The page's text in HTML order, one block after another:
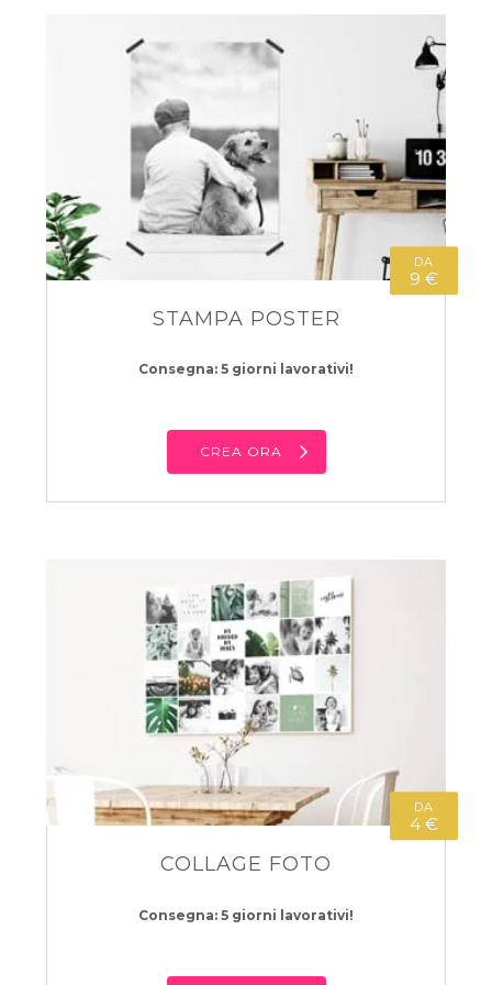
DA
9 €
STAMPA POSTER
Consegna: 5 giorni lavorativi!
CREA ORA
DA
4 €
COLLAGE FOTO
Consegna: 5 giorni lavorativi!